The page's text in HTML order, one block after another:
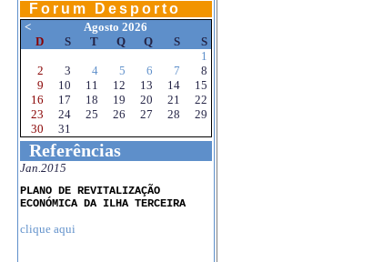
Forum Desporto
<
Agosto 2026
D
S T Q Q S
S
1
2
3 4 5 6 7
8
9
10 11 12 13 14
15
16
17 18 19 20 21
22
23
24 25 26 27 28
29
30
31
Referências
Jan.2015
PLANO DE REVITALIZAÇÃO
ECONÓMICA DA ILHA TERCEIRA
clique aqui